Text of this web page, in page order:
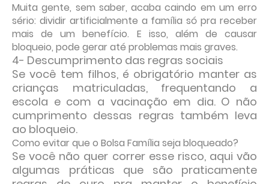
Muita gente, sem saber, acaba caindo em um erro
sério: dividir artificialmente a família só pra receber
mais de um benefício. E isso, além de causar
bloqueio, pode gerar até problemas mais graves.
4- Descumprimento das regras sociais
Se você tem filhos, é obrigatório manter as
crianças matriculadas, frequentando a
escola e com a vacinação em dia. O não
cumprimento dessas regras também leva
ao bloqueio.
Como evitar que o Bolsa Família seja bloqueado?
Se você não quer correr esse risco, aqui vão
algumas práticas que são praticamente